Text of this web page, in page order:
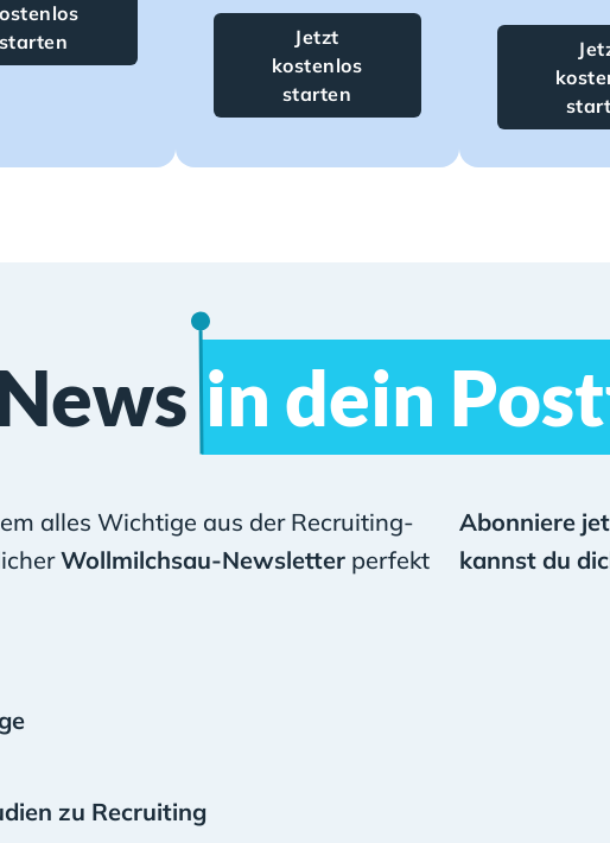
starten
Jetzt
kostenlos
starten
in dein
alles Wichtige aus der Recruiting-
Wollmilchsau-Newsletter perfekt
zu Recruiting
Abonniere
kannst du